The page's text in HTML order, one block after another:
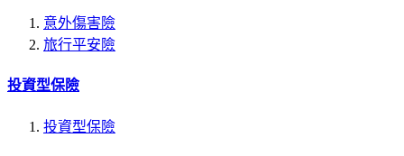
意外傷害險
旅行平安險
投資型保險
投資型保險